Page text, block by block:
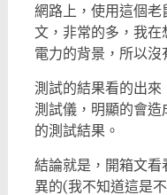
網路上，使用這個
文，非常的多，我
電力的背景，所以沒
測試的結果看的出
測試儀，明顯的會
的測試結果。
結論就是，開箱文
異的(我不知道這是